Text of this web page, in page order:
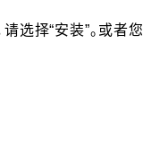
择“安装”。或者您